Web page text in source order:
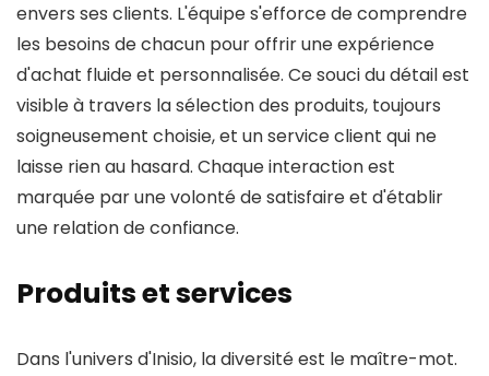
envers ses clients. L'équipe s'efforce de comprendre
les besoins de chacun pour offrir une expérience
d'achat fluide et personnalisée. Ce souci du détail est
visible à travers la sélection des produits, toujours
soigneusement choisie, et un service client qui ne
laisse rien au hasard. Chaque interaction est
marquée par une volonté de satisfaire et d'établir
une relation de confiance.
Produits et services
Dans l'univers d'Inisio, la diversité est le maître-mot.